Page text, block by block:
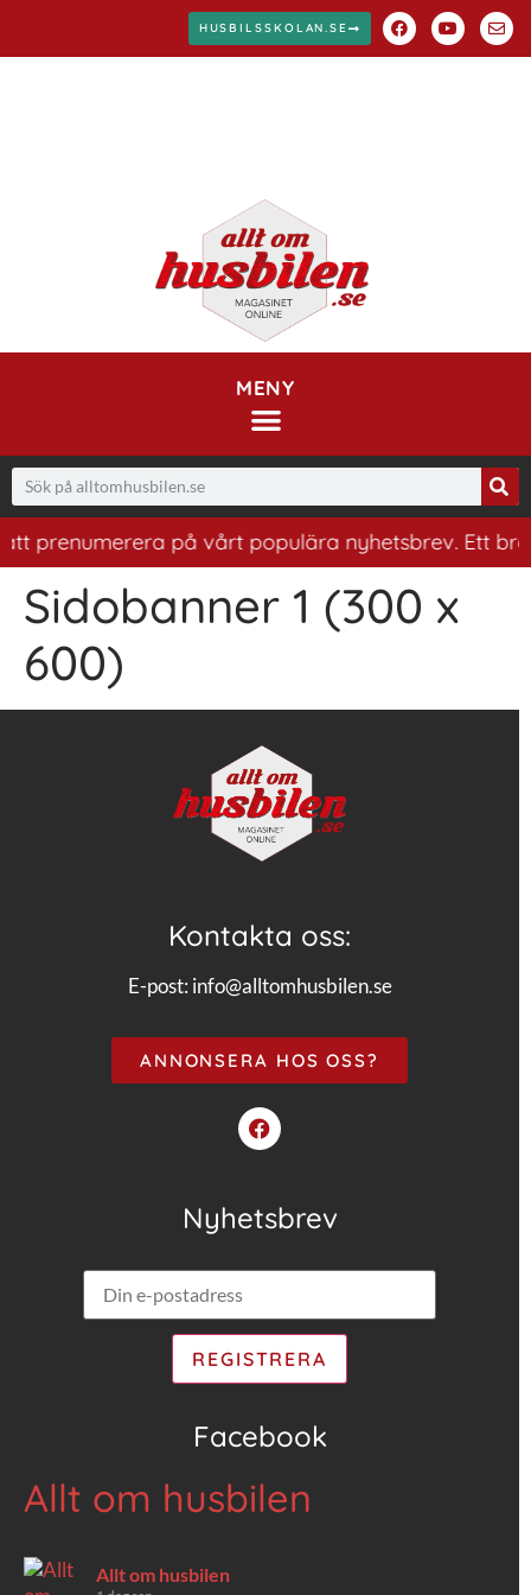
HUSBILSSKOLAN.SE
MENY
prenumerera på vårt populära nyhetsbrev. Ett
Sidobanner 1 (300 x
600)
Kontakta oss:
E-post: info@alltomhusbilen.se
ANNONSERA HOS OSS?
Nyhetsbrev
Facebook
Allt om husbilen
Allt om husbilen